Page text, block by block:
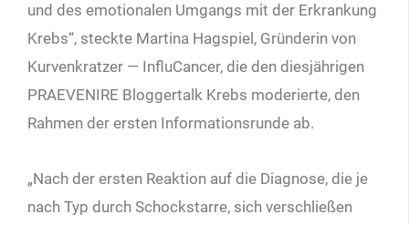
und des emotionalen Umgangs mit der Erkrankung
Krebs“, steckte Martina Hagspiel, Gründerin von
Kurvenkratzer — InfluCancer, die den diesjährigen
PRAEVENIRE Bloggertalk Krebs moderierte, den
Rahmen der ersten Informationsrunde ab.
„Nach der ersten Reaktion auf die Diagnose, die je
nach Typ durch Schockstarre, sich verschließen